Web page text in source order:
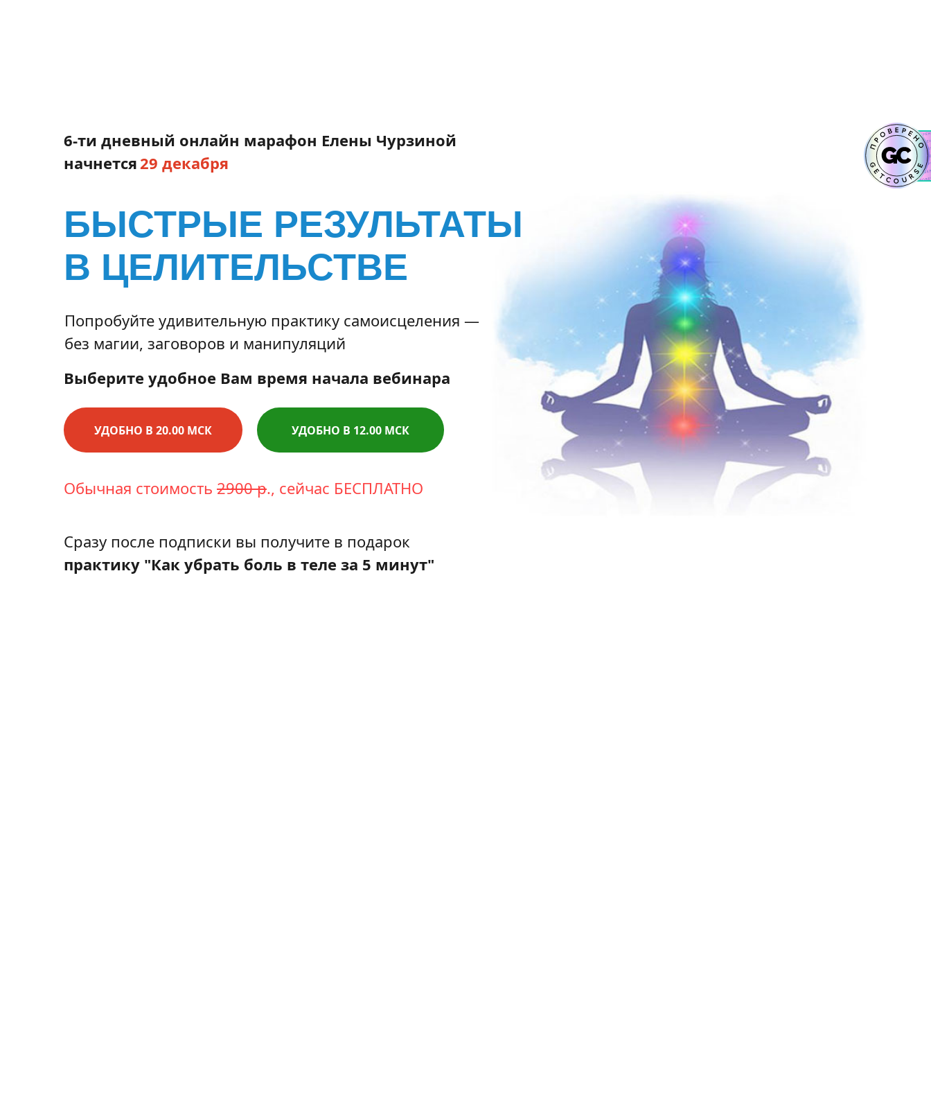
6-ти дневный онлайн марафон Елены Чурзиной
начнется
Попробуйте удивительную практику самоисцеления —
без магии, заговоров и манипуляций
Сразу после подписки вы получите в подарок
практику "Как убрать боль в теле за 5 минут"
Обычная стоимость 2900 р., сейчас БЕСПЛАТНО
УДОБНО В 20.00 МСК
БЫСТРЫЕ РЕЗУЛЬТАТЫ
В ЦЕЛИТЕЛЬСТВЕ
УДОБНО В 12.00 МСК
Выберите удобное Вам время начала вебинара
29 декабря